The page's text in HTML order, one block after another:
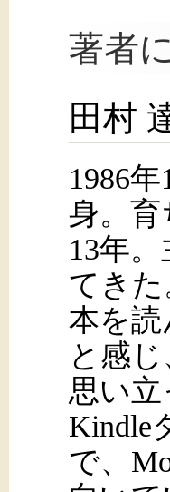
著者
田村
1986
身。
13年
てきた
本を
と感
思い
Kindle
で、